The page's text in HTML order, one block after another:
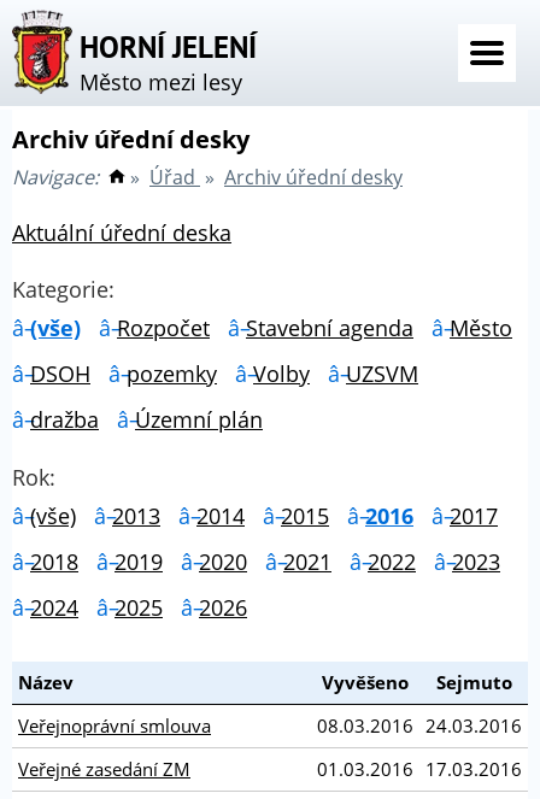
HORNÍ JELENÍ
Město mezi lesy
Archiv úřední desky
Navigace: » Úřad » Archiv úřední desky
Aktuální úřední deska
Kategorie:
(vše)
Rozpočet Stavební agenda
Město
DSOH
pozemky Volby
UZSVM
dražba
Územní plán
Rok:
(vše)
2013 2014 2015 2016
2017
2018
2019 2020 2021 2022
2023
2024
2025 2026
Název Vyvěšeno
Sejmuto
Veřejnoprávní smlouva
08.03.2016 24.03.2016
Veřejné zasedání ZM
01.03.2016 17.03.2016